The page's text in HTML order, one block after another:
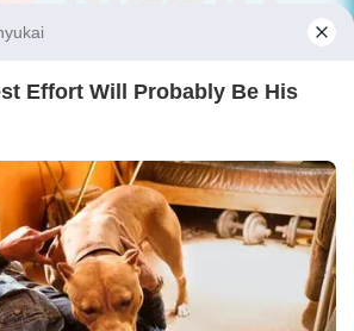
menyajikan berita aktual dan
Follow Kabarbaru